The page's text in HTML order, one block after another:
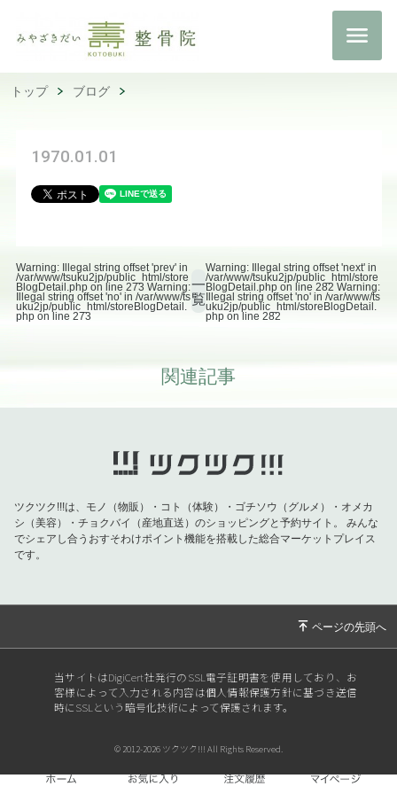
トップ ブログ
1970.01.01
Warning: Illegal string offset 'prev' in
/var/www/tsuku2jp/public_html/store
BlogDetail.php on line 273 Warning:
Illegal string offset 'no' in /var/www/ts
uku2jp/public_html/storeBlogDetail.
php on line 273
一
覧
Warning: Illegal string offset 'next' in
/var/www/tsuku2jp/public_html/store
BlogDetail.php on line 282 Warning:
Illegal string offset 'no' in /var/www/ts
uku2jp/public_html/storeBlogDetail.
php on line 282
関連記事
ツクツク!!!は、モノ（物販）・コト（体験）・ゴチソウ（グルメ）・オメカ
シ（美容）・チョクバイ（産地直送）のショッピングと予約サイト。
みんな
でシェアし合うおすそわけポイント機能を搭載した総合マーケットプレイス
です。
当サイトはDigiCert社発行のSSL電子証明書を使用しており、お
客様によって入力される内容は個人情報保護方針に基づき送信
時にSSLという暗号化技術によって保護されます。
© 2012-2026 ツクツク!!! All Rights Reserved.